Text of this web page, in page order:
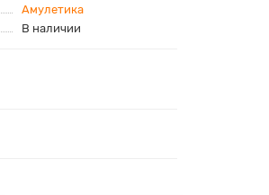
Амулетика
В наличии